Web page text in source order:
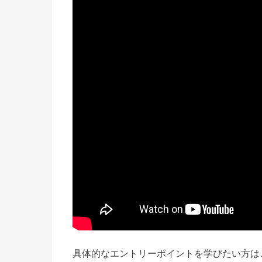
具体的なエントリーポイントを学びたい方は